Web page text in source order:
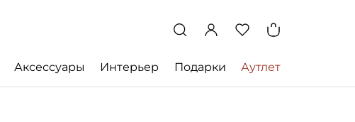
Аксессуары Интерьер Подарки Аутлет